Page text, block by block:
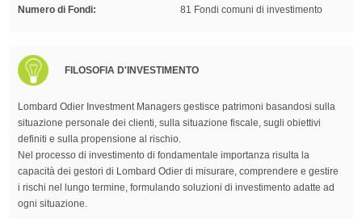
Numero di Fondi: 81 Fondi comuni di investimento
FILOSOFIA D'INVESTIMENTO
Lombard Odier Investment Managers gestisce patrimoni basandosi sulla
situazione personale dei clienti, sulla situazione fiscale, sugli obiettivi
definiti e sulla propensione al rischio.
Nel processo di investimento di fondamentale importanza risulta la
capacità dei gestori di Lombard Odier di misurare, comprendere e gestire
i rischi nel lungo termine, formulando soluzioni di investimento adatte ad
ogni situazione.